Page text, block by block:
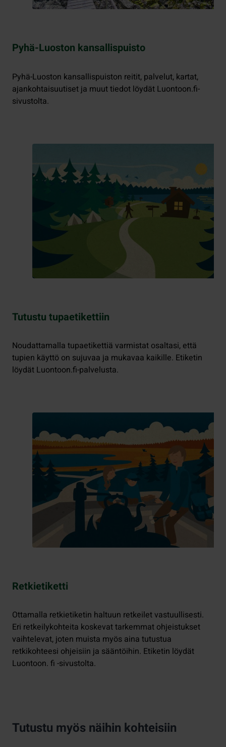
Pyhä-Luoston kansallispuisto
Pyhä-Luoston kansallispuiston reitit, palvelut, kartat,
ajankohtaisuutiset ja muut tiedot löydät Luontoon.fi-
sivustolta.
Tutustu tupaetikettiin
Noudattamalla tupaetikettiä varmistat osaltasi, että
tupien käyttö on sujuvaa ja mukavaa kaikille. Etiketin
löydät Luontoon.fi-palvelusta.
Retkietiketti
Ottamalla retkietiketin haltuun retkeilet vastuullisesti.
Eri retkeilykohteita koskevat tarkemmat ohjeistukset
vaihtelevat, joten muista myös aina tutustua
retkikohteesi ohjeisiin ja sääntöihin. Etiketin löydät
Luontoon. fi -sivustolta.
Tutustu myös näihin kohteisiin